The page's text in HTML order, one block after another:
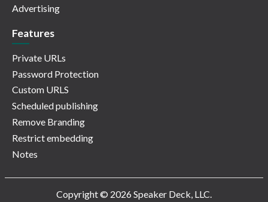
Advertising
Features
Private URLs
Password Protection
Custom URLS
Scheduled publishing
Remove Branding
Restrict embedding
Notes
Copyright © 2026 Speaker Deck, LLC.